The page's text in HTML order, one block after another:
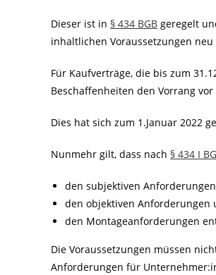
Dieser ist in § 434 BGB geregelt
inhaltlichen Voraussetzungen
Für Kaufverträge, die bis zum
Beschaffenheiten den Vorrang
Dies hat sich zum 1.Januar 2022
Nunmehr gilt, dass nach § 434 I
den subjektiven
den objektiven Anforderungen
den Montageanforderungen
Die Voraussetzungen müssen
Anforderungen für